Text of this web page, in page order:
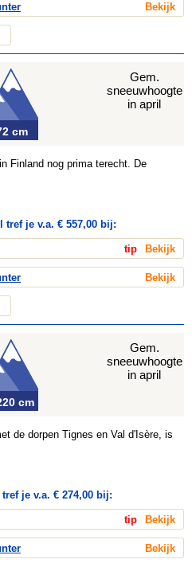
Bekijk
Finland nog prima terecht. De
cm
Gem.
sneeuwhoogte
in april
je v.a. € 557,00 bij:
tip Bekijk
Bekijk
de dorpen Tignes en Val d'Isère, is
cm
Gem.
sneeuwhoogte
in april
je v.a. € 274,00 bij:
tip Bekijk
Bekijk